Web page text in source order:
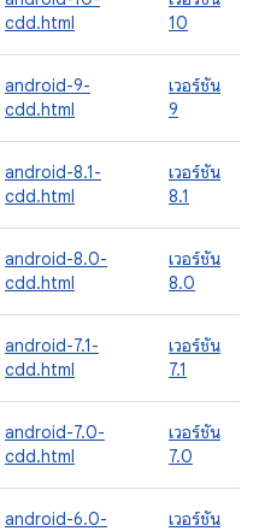
cdd.html
10
android-9-
cdd.html
เวอร์ชัน
9
android-8.1-
cdd.html
เวอร์ชัน
8.1
android-8.0-
cdd.html
เวอร์ชัน
8.0
android-7.1-
cdd.html
เวอร์ชัน
7.1
android-7.0-
cdd.html
เวอร์ชัน
7.0
android-6.0-
เวอร์ชัน